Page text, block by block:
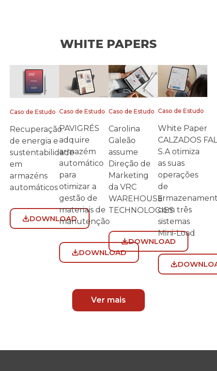
WHITE PAPERS
Caso de Estudo
Recuperação
de energia e
sustentabilidade
em
armazéns
automáticos
DOWNLOAD
Caso de Estudo
PAVIGRÉS
adquire
armazém
automático
para
otimizar a
gestão de
materiais de
manutenção
DOWNLOAD
Caso de Estudo
Carolina
Galeão
assume
Direção de
Marketing
da VRC
WAREHOUSE
TECHNOLOGIES
DOWNLOAD
Caso de Estudo
White Paper
CALZADOS FAL
S.A otimiza
as suas
operações
de
com três
sistemas
Mini-Load
Ver mais